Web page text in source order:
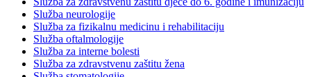
Služba neurologije
Služba za fizikalnu medicinu i rehabilitaciju
Služba oftalmologije
Služba za interne bolesti
Služba za zdravstvenu zaštitu žena